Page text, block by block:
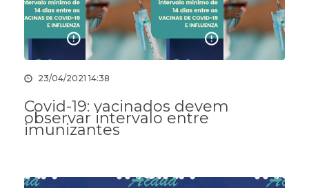
23/04/2021 14:38
Covid-19: vacinados devem
observar intervalo entre
imunizantes